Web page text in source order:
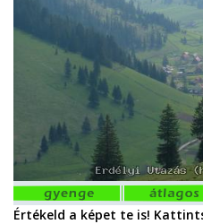
Értékeld a képet te is!